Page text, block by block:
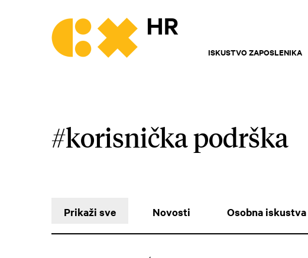
ISKUSTVO ZAPOSLENIKA
#korisnička podrška
Prikaži sve Novosti Osobna iskustva